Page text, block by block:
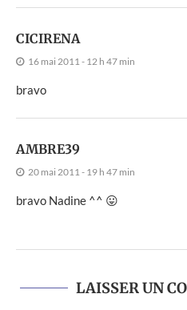
CICIRENA
16 mai 2011 - 12 h 47 min
bravo
AMBRE39
20 mai 2011 - 19 h 47 min
bravo Nadine ^^ 😛
LAISSER UN